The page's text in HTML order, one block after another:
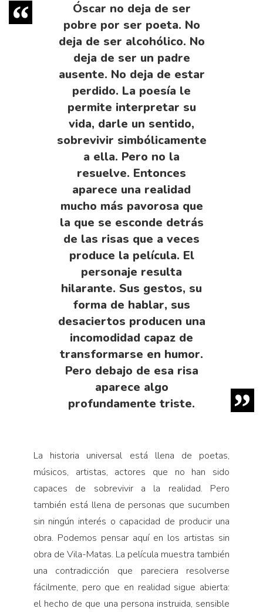
Óscar no deja de ser
pobre por ser poeta. No
deja de ser alcohólico. No
deja de ser un padre
ausente. No deja de estar
perdido. La poesía le
permite interpretar su
vida, darle un sentido,
sobrevivir simbólicamente
a ella. Pero no la
resuelve. Entonces
aparece una realidad
mucho más pavorosa que
la que se esconde detrás
de las risas que a veces
produce la película. El
personaje resulta
hilarante. Sus gestos, su
forma de hablar, sus
desaciertos producen una
incomodidad capaz de
transformarse en humor.
Pero debajo de esa risa
aparece algo
profundamente triste.
La historia universal está llena de poetas,
músicos, artistas, actores que no han sido
capaces de sobrevivir a la realidad. Pero
también está llena de personas que sucumben
sin ningún interés o capacidad de producir una
obra. Podemos pensar aquí en los artistas sin
obra de Vila-Matas. La película muestra también
una contradicción que pareciera resolverse
fácilmente, pero que en realidad sigue abierta:
el hecho de que una persona instruida, sensible